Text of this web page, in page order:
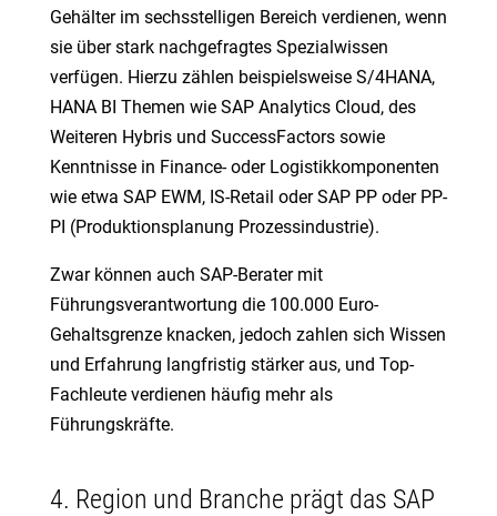
Gehälter im sechsstelligen Bereich verdienen, wenn
sie über stark nachgefragtes Spezialwissen
verfügen. Hierzu zählen beispielsweise S/4HANA,
HANA BI Themen wie SAP Analytics Cloud, des
Weiteren Hybris und SuccessFactors sowie
Kenntnisse in Finance- oder Logistikkomponenten
wie etwa SAP EWM, IS-Retail oder SAP PP oder PP-
PI (Produktionsplanung Prozessindustrie).
Zwar können auch SAP-Berater mit
Führungsverantwortung die 100.000 Euro-
Gehaltsgrenze knacken, jedoch zahlen sich Wissen
und Erfahrung langfristig stärker aus, und Top-
Fachleute verdienen häufig mehr als
Führungskräfte.
4. Region und Branche prägt das SAP